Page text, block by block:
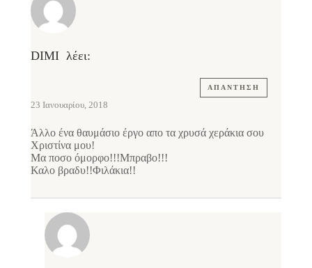
DIMI λέει:
ΑΠΆΝΤΗΣΗ
23 Ιανουαρίου, 2018
Άλλο ένα θαυμάσιο έργο απο τα χρυσά χεράκια σου
Χριστίνα μου!
Μα ποσο όμορφο!!!Μπραβο!!!
Καλο βραδυ!!Φιλάκια!!